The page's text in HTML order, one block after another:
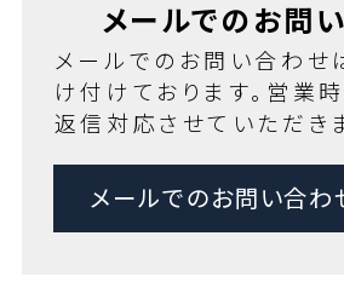
メールでのお問
メールでのお問い合わせ
け付けております。営業
返信対応させていただき
メールでのお問い合わ